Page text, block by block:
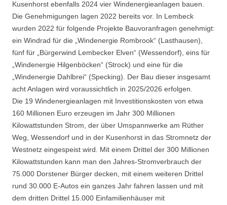
Kusenhorst ebenfalls 2024 vier Windenergieanlagen bauen.
Die Genehmigungen lagen 2022 bereits vor. In Lembeck
wurden 2022 für folgende Projekte Bauvoranfragen genehmigt:
ein Windrad für die „Windenergie Rombrook“ (Lasthausen),
fünf für „Bürgerwind Lembecker Elven“ (Wessendorf), eins für
„Windenergie Hilgenböcken“ (Strock) und eine für die
„Windenergie Dahlbrei“ (Specking). Der Bau dieser insgesamt
acht Anlagen wird voraussichtlich in 2025/2026 erfolgen.
Die 19 Windenergieanlagen mit Investitionskosten von etwa
160 Millionen Euro erzeugen im Jahr 300 Millionen
Kilowattstunden Strom, der über Umspannwerke am Rüther
Weg, Wessendorf und in der Kusenhorst in das Stromnetz der
Westnetz eingespeist wird. Mit einem Drittel der 300 Millionen
Kilowattstunden kann man den Jahres-Stromverbrauch der
75.000 Dorstener Bürger decken, mit einem weiteren Drittel
rund 30.000 E-Autos ein ganzes Jahr fahren lassen und mit
dem dritten Drittel 15.000 Einfamilienhäuser mit